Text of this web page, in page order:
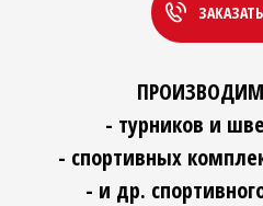
- турников и
- спортивных
- и др.